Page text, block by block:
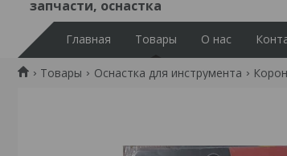
запчасти, оснастка
Главная Товары О нас
Товары Оснастка для инструмента